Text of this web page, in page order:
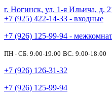
г. Ногинск, ул. 1-я Ильича, д.
+7 (925) 422-14-33 - входные
+7 (926) 125-99-94 -
ПН - СБ: 9:00-19:00 ВС: 9:00-18:00
+7 (926) 126-31-32
+7 (926) 125-99-94